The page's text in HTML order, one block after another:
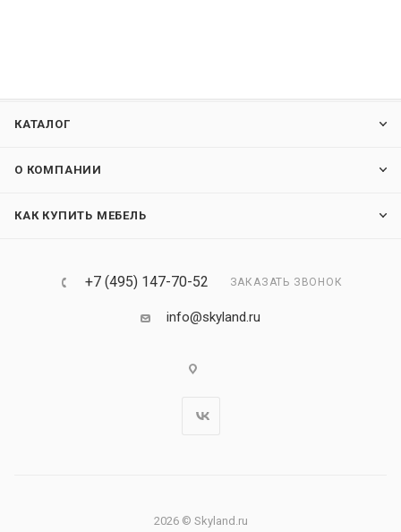
КАТАЛОГ
О КОМПАНИИ
КАК КУПИТЬ МЕБЕЛЬ
+7 (495) 147-70-52 ЗАКАЗАТЬ ЗВОНОК
info@skyland.ru
2026 © Skyland.ru